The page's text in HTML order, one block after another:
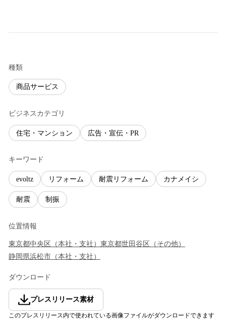
種類
商品サービス
ビジネスカテゴリ
住宅・マンション 広告・宣伝・PR
キーワード
evoltz リフォーム 耐震リフォーム カナメイシ
耐震 制振
位置情報
東京都中央区 （本社・支社 ） 東京都世田谷区 （ その他）
静岡県浜松市 （本社・支社 ）
ダウンロード
プレスリリース素材
このプレスリリース内で使われている画像ファイルがダウンロードできます